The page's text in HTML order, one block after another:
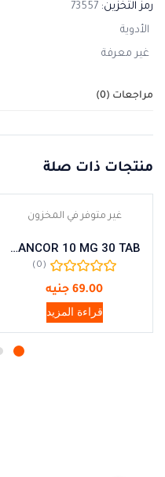
رمز التخزين: 73557
الأدوية
غير معرفة
مراجعات (0)
منتجات ذات صلة
غير متوفر في المخزون
ADANCOR 10 MG 30 TAB
(0)
69.00 جنيه
قراءة المزيد